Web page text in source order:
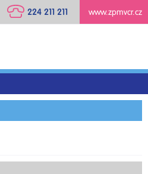
www.zpmvcr.cz
224 211 211